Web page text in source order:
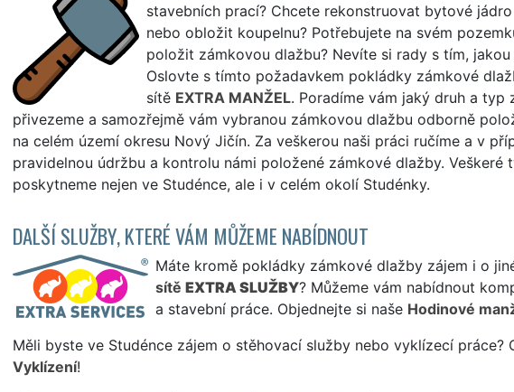
stavebních prací? Chcete rekonstruovat bytové
nebo obložit koupelnu? Potřebujete na svém
položit zámkovou dlažbu? Nevíte si rady s tím,
Oslovte s tímto požadavkem pokládky zámkové
sítě EXTRA MANŽEL. Poradíme vám jaký druh a typ
přivezeme a samozřejmě vám vybranou zámkovou dlažbu odborně
na celém území okresu Nový Jičín. Za veškerou naši práci ručíme a v
pravidelnou údržbu a kontrolu námi položené zámkové dlažby.
poskytneme nejen ve Studénce, ale i v celém okolí Studénky.
DALŠÍ SLUŽBY, KTERÉ VÁM MŮŽEME NABÍDNOUT
Máte kromě pokládky zámkové dlažby zájem i o
sítě EXTRA SLUŽBY? Můžeme vám nabídnout
a stavební práce. Objednejte si naše Hodinové
Měli byste ve Studénce zájem o stěhovací služby nebo vyklízecí práce?
Vyklízení!